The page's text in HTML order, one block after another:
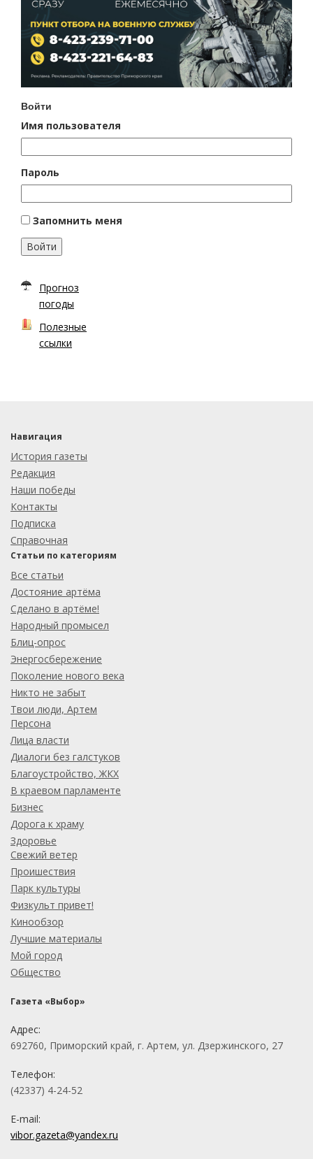
Войти
Имя пользователя
Пароль
Запомнить меня
Войти
Прогноз
погоды
Полезные
ссылки
Навигация
История газеты
Редакция
Наши победы
Контакты
Подписка
Справочная
Статьи по категориям
Все статьи
Достояние артёма
Сделано в артёме!
Народный промысел
Блиц-опрос
Энергосбережение
Поколение нового века
Никто не забыт
Твои люди, Артем
Персона
Лица власти
Диалоги без галстуков
Благоустройство, ЖКХ
В краевом парламенте
Бизнес
Дорога к храму
Здоровье
Свежий ветер
Проишествия
Парк культуры
Физкульт привет!
Кинообзор
Лучшие материалы
Мой город
Общество
Газета «Выбор»
Адрес:
692760, Приморский край, г. Артем, ул. Дзержинского, 27
Телефон:
(42337) 4-24-52
E-mail:
vibor.gazeta@yandex.ru